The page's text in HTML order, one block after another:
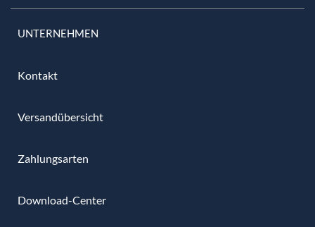
UNTERNEHMEN
Kontakt
Versandübersicht
Zahlungsarten
Download-Center